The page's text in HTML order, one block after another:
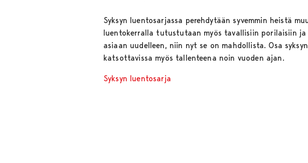
Syksyn luentosarjassa perehdytään syvemmin heistä
luentokerralla tutustutaan myös tavallisiin porilaisiin
asiaan uudelleen, niin nyt se on mahdollista. Osa
katsottavissa myös tallenteena noin vuoden ajan.
Syksyn luentosarja